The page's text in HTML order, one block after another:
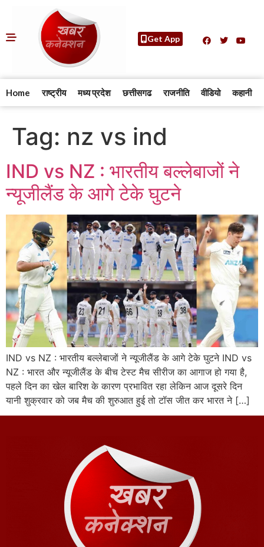
Get App
Home राष्ट्रीय मध्य प्रदेश छत्तीसगढ राजनीति वीडियो कहानी
Tag: nz vs ind
IND vs NZ : भारतीय बल्लेबाजों ने
न्यूजीलैंड के आगे टेके घुटने
IND vs NZ : भारतीय बल्लेबाजों ने न्यूजीलैंड के आगे टेके घुटने IND vs
NZ : भारत और न्यूजीलैंड के बीच टेस्ट मैच सीरीज का आगाज हो गया है,
पहले दिन का खेल बारिश के कारण प्रभावित रहा लेकिन आज दूसरे दिन
यानी शुक्रवार को जब मैच की शुरुआत हुई तो टॉस जीत कर भारत ने […]